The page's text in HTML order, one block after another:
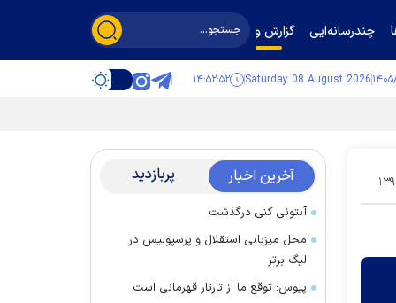
چندرسانه‌ایی گزارش و گفت‌وگو
Saturday 08 August 2026 ۱۴:۵۲:۵۲
۱۹ آخرین اخبار پربازدید
آنتونی کنی درگذشت
محل میزبانی استقلال و پرسپولیس در
لیگ برتر
پیوس: توقع ما از تارتار قهرمانی است